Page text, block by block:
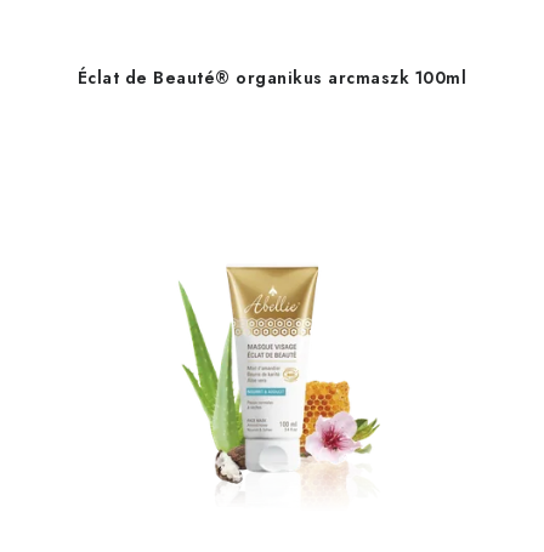
Éclat de Beauté® organikus arcmaszk 100ml